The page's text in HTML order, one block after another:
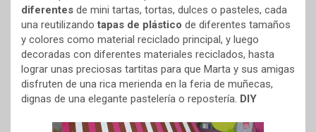
c
e
b
o
o
n
t
e
e
a
t
s
A
p
a
i
l
m
p
a
t
diferentes de mini tartas, tortas, dulces o pasteles, cada
una reutilizandotapas de plástico de diferentes tamaños
y colores como material reciclado principal, y luego
decoradas con diferentes materiales reciclados, hasta
lograr unas preciosas tartitas para que Marta y sus amigas
disfruten de una rica merienda en la feria de muñecas,
dignas de una elegante pastelería o repostería. DIY